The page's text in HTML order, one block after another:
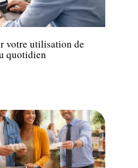
votre utilisation de
quotidien